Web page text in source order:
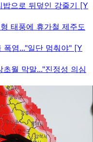
밥으로 뒤덮인 강줄기 [Y
태풍에 휴가철 제주도
염..."일단 멈춰야" [Y
월 막말..."진정성 의심